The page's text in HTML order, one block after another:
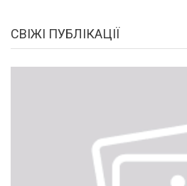
СВІЖІ ПУБЛІКАЦІЇ